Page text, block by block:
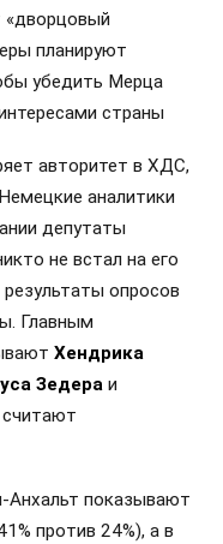
«дворцовый
планируют
убедить Мерца
страны
авторитет в ХДС,
аналитики
депутаты
не встал на его
опросов
Главным
Хендрика
Зедера и
Анхальт показывают
против 24%), а в